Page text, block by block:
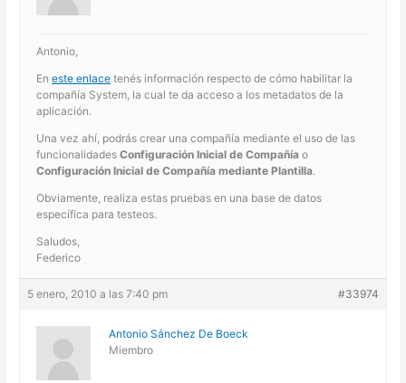
Antonio,
Eneste enlace tenés información respecto de cómo habilitar la
compañía System, la cual te da acceso a los metadatos de la
aplicación.
Una vez ahí, podrás crear una compañía mediante el uso de las
funcionalidadesConfiguración Inicial de Compañía o
Configuración Inicial de Compañía mediante Plantilla.
Obviamente, realiza estas pruebas en una base de datos
específica para testeos.
Saludos,
Federico
5 enero, 2010 a las 7:40 pm #33974
Antonio Sánchez De Boeck
Miembro